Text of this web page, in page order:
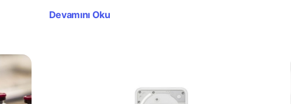
Devamını Oku